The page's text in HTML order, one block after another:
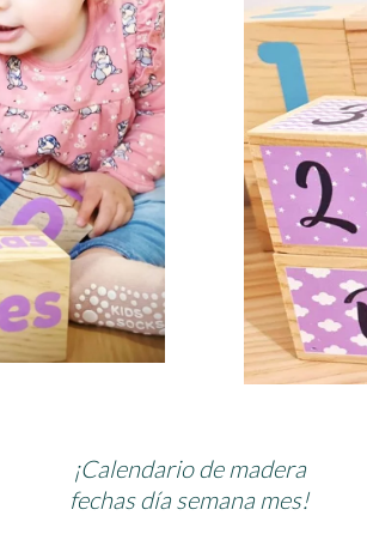
¡Calendario de madera
fechas día semana mes!